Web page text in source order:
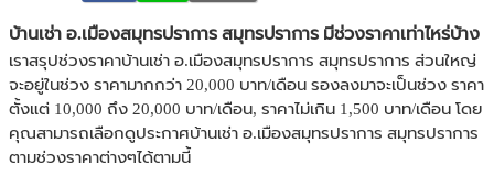
บ้านเช่า อ.เมืองสมุทรปราการ สมุทรปราการ มีช่วงราคาเท่าไหร่บ้าง
เราสรุปช่วงราคาบ้านเช่า อ.เมืองสมุทรปราการ สมุทรปราการ ส่วนใหญ่
จะอยู่ในช่วง ราคามากกว่า 20,000 บาท/เดือน รองลงมาจะเป็นช่วง ราคา
ตั้งแต่ 10,000 ถึง 20,000 บาท/เดือน, ราคาไม่เกิน 1,500 บาท/เดือน โดย
คุณสามารถเลือกดูประกาศบ้านเช่า อ.เมืองสมุทรปราการ สมุทรปราการ
ตามช่วงราคาต่างๆได้ตามนี้